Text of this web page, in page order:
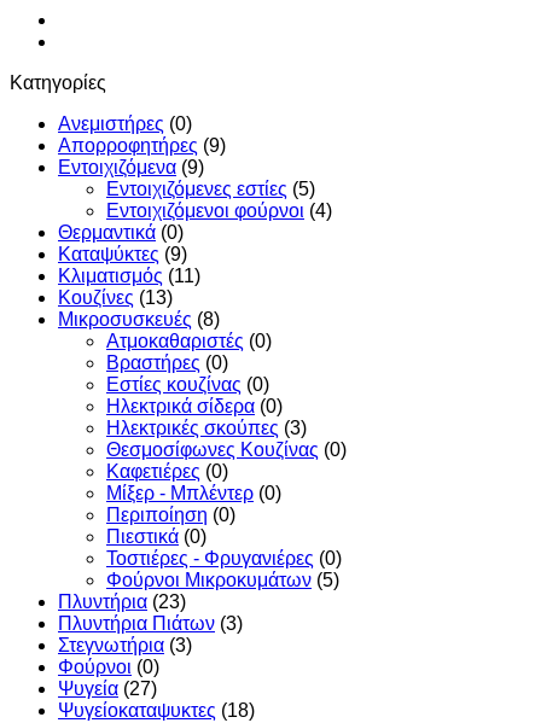
Κατηγορίες
Ανεμιστήρες (0)
Απορροφητήρες (9)
Εντoιχιζόμενα (9)
Εντοιχιζόμενες εστίες (5)
Εντοιχιζόμενοι φούρνοι (4)
Θερμαντικά (0)
Καταψύκτες (9)
Κλιματισμός (11)
Κουζίνες (13)
Μικροσυσκευές (8)
Ατμοκαθαριστές (0)
Βραστήρες (0)
Εστίες κουζίνας (0)
Ηλεκτρικά σίδερα (0)
Ηλεκτρικές σκούπες (3)
Θεσμοσίφωνες Κουζίνας (0)
Καφετιέρες (0)
Μίξερ - Μπλέντερ (0)
Περιποίηση (0)
Πιεστικά (0)
Τοστιέρες - Φρυγανιέρες (0)
Φούρνοι Μικροκυμάτων (5)
Πλυντήρια (23)
Πλυντήρια Πιάτων (3)
Στεγνωτήρια (3)
Φούρνοι (0)
Ψυγεία (27)
Ψυγείοκαταψυκτες (18)